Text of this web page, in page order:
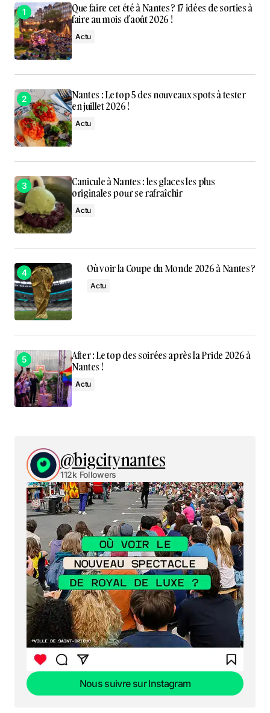
Que faire cet été à Nantes ? 17 idées de sorties à
faire au mois d’août 2026 !
Actu
Nantes : Le top 5 des nouveaux spots à tester
en juillet 2026 !
Actu
Canicule à Nantes : les glaces les plus
originales pour se rafraîchir
Actu
Où voir la Coupe du Monde 2026 à Nantes ?
Actu
After : Le top des soirées après la Pride 2026 à
Nantes !
Actu
@bigcitynantes
112k Followers
Nous suivre sur Instagram